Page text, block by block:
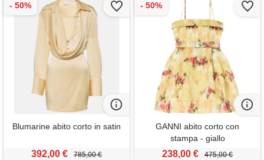
Blumarine abito corto in satin
392,00 € 785,00 €
GANNI abito corto con
stampa - giallo
238,00 € 475,00 €